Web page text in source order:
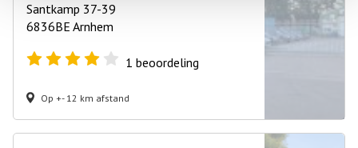
Santkamp 37-39
6836BE Arnhem
1 beoordeling
Op +- 12 km afstand